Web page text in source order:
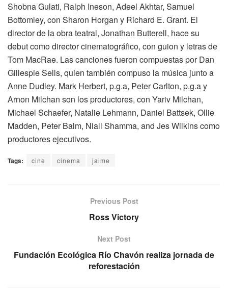
Shobna Gulati, Ralph Ineson, Adeel Akhtar, Samuel
Bottomley, con Sharon Horgan y Richard E. Grant. El
director de la obra teatral, Jonathan Butterell, hace su
debut como director cinematográfico, con guion y letras de
Tom MacRae. Las canciones fueron compuestas por Dan
Gillespie Sells, quien también compuso la música junto a
Anne Dudley. Mark Herbert, p.g.a, Peter Carlton, p.g.a y
Arnon Milchan son los productores, con Yariv Milchan,
Michael Schaefer, Natalie Lehmann, Daniel Battsek, Ollie
Madden, Peter Balm, Niall Shamma, and Jes Wilkins como
productores ejecutivos.
Tags: cine cinema jaime
Previous Post
Ross Victory
Next Post
Fundación Ecológica Río Chavón realiza jornada de
reforestación